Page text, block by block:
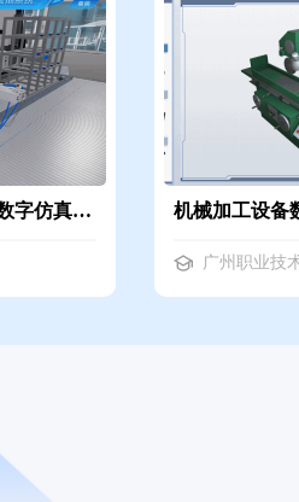
自动生产线安装与调试数字仿真实训 机械加工设备
广州职业技